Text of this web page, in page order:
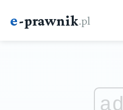
e-prawnik.pl
ad